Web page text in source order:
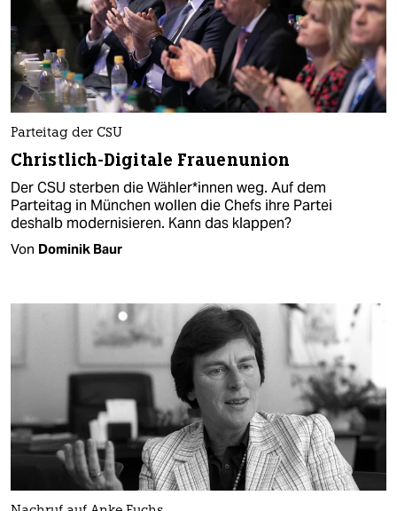
Parteitag der CSU
Christlich-Digitale Frauenunion
Der CSU sterben die Wähler*innen weg. Auf dem
Parteitag in München wollen die Chefs ihre Partei
deshalb modernisieren. Kann das klappen?
Von Dominik Baur